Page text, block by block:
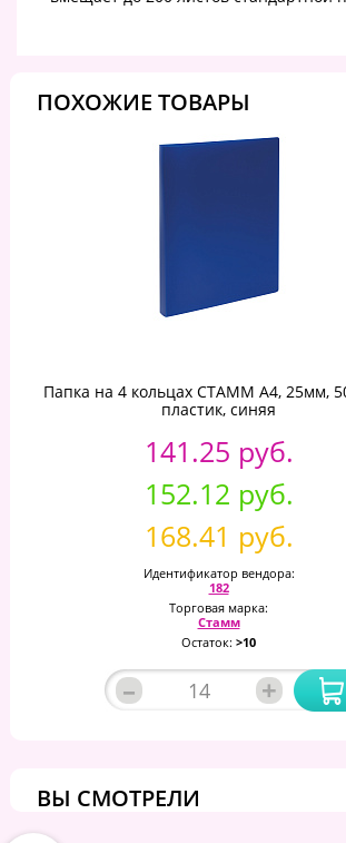
ПОХОЖИЕ ТОВАРЫ
Папка на 4 кольцах СТАММ А4, 25мм,
пластик, синяя
141.25 руб.
152.12 руб.
168.41 руб.
Идентификатор вендора:
182
Торговая марка:
Стамм
Остаток: >10
– +
ВЫ СМОТРЕЛИ